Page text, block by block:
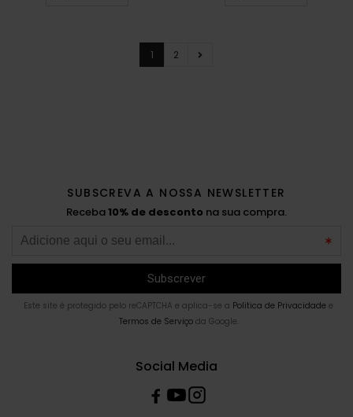
1 2
SUBSCREVA A NOSSA NEWSLETTER
Receba10% de desconto na sua compra.
Este site é protegido pelo reCAPTCHA e aplica-se a Politica de Privacidade e
Termos de Serviçoda Google.
Social Media